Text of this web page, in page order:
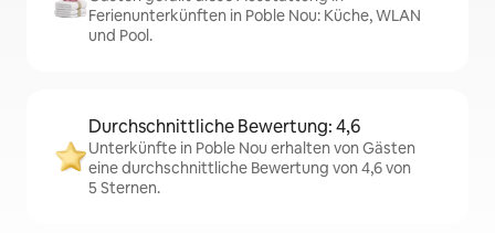
Ferienunterkünften in Poble Nou: Küche, WLAN
und Pool.
Durchschnittliche Bewertung: 4,6
Unterkünfte in Poble Nou erhalten von Gästen
eine durchschnittliche Bewertung von 4,6 von
5 Sternen.